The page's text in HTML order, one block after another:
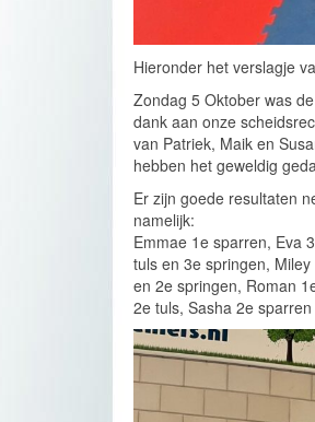
Hieronder het verslagje
Zondag 5 Oktober was
dank aan onze
van Patriek, Maik en
hebben het geweldig
Er zijn goede resultaten
namelijk:
Emmae 1e sparren, Eva
tuls en 3e springen,
en 2e springen, Roman
2e tuls, Sasha 2e sparren